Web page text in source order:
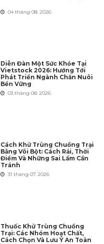
04 tháng 08. 2026
Diễn Đàn Một Sức Khỏe Tại
Vietstock 2026: Hướng Tới
Phát Triển Ngành Chăn Nuôi
Bền Vững
03 tháng 08. 2026
Cách Khử Trùng Chuồng Trại
Bằng Vôi Bột: Cách Rải, Thời
Điểm Và Những Sai Lầm Cần
Tránh
31 tháng 07. 2026
Thuốc Khử Trùng Chuồng
Trại: Các Nhóm Hoạt Chất,
Cách Chọn Và Lưu Ý An Toàn